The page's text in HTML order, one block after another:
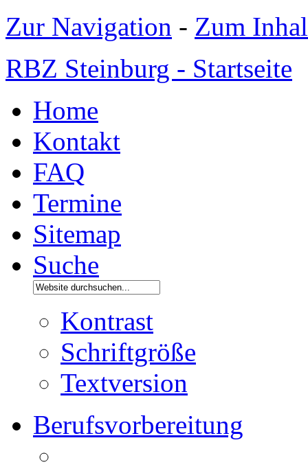
Zur Navigation - Zum
RBZ Steinburg - Startseite
Home
Kontakt
FAQ
Termine
Sitemap
Suche
Kontrast
Schriftgröße
Textversion
Berufsvorbereitung